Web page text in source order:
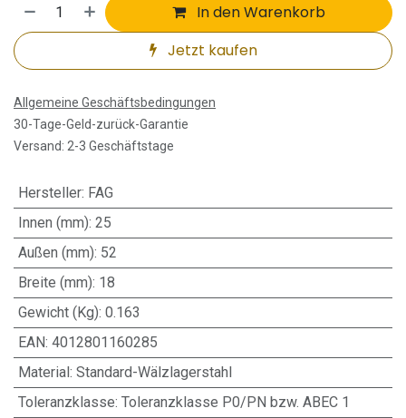
In den Warenkorb
Jetzt kaufen
Allgemeine Geschäftsbedingungen
30-Tage-Geld-zurück-Garantie
Versand: 2-3 Geschäftstage
Hersteller: FAG
Innen (mm): 25
Außen (mm): 52
Breite (mm): 18
Gewicht (Kg): 0.163
EAN: 4012801160285
Material: Standard-Wälzlagerstahl
Toleranzklasse: Toleranzklasse P0/PN bzw. ABEC 1